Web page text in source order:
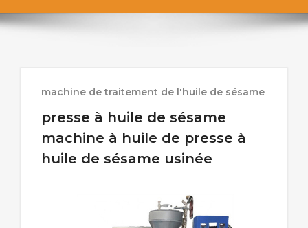
machine de traitement de l'huile de sésame
presse à huile de sésame
machine à huile de presse à
huile de sésame usinée